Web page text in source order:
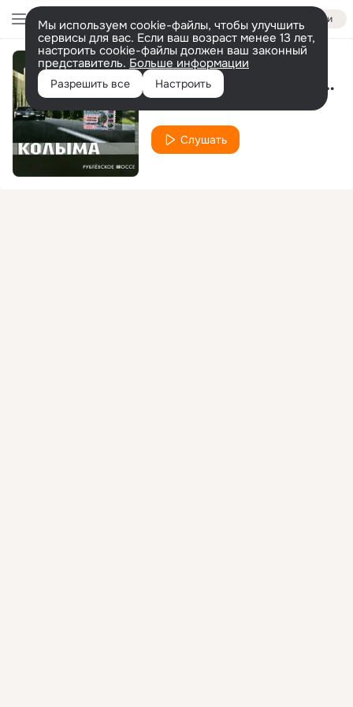
Войти
Мы используем cookie-файлы, чтобы улучшить
сервисы для вас. Если ваш возраст менее 13 лет,
настроить cookie-файлы должен ваш законный
представитель. Больше информации
Разрешить все Настроить Лефортовский СИЗО
Слушать